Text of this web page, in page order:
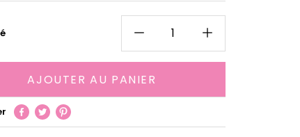
AJOUTER AU PANIER